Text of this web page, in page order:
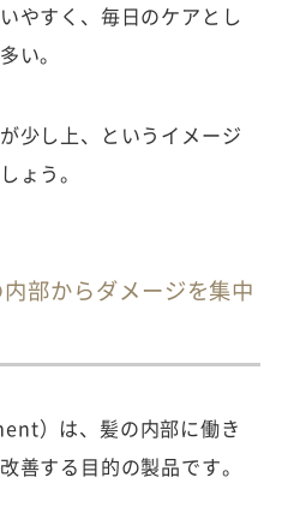
やすく、毎日のケアとし
い。
少し上、というイメージ
ょう。
部からダメージを集中
）は、髪の内部に働き
善する目的の製品です。